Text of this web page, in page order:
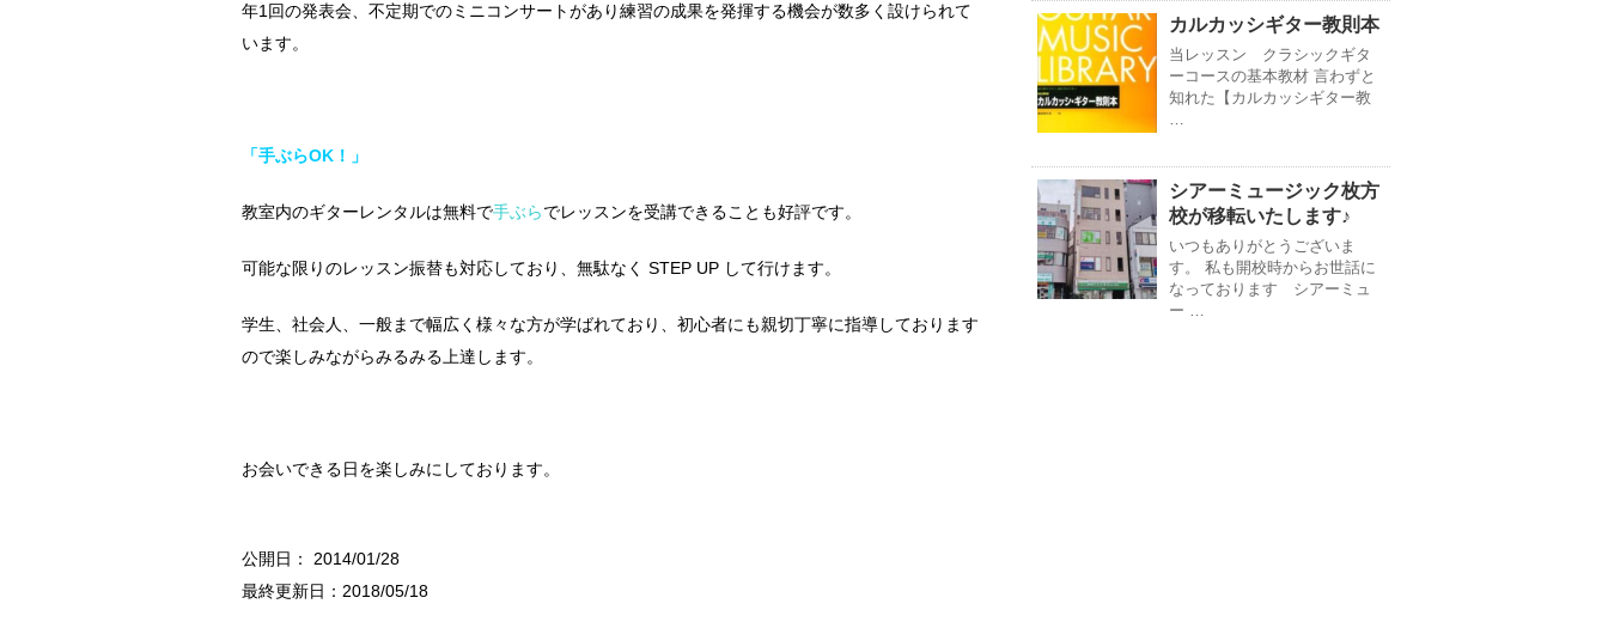
年1回の発表会、不定期でのミニコンサートがあり練習の成果を発揮する機会が数多く設けられて
います。
「手ぶらOK！」
教室内のギターレンタルは無料で手ぶらでレッスンを受講できることも好評です。
可能な限りのレッスン振替も対応しており、無駄なく STEP UP して行けます。
学生、社会人、一般まで幅広く様々な方が学ばれており、初心者にも親切丁寧に指導しております
ので楽しみながらみるみる上達します。
お会いできる日を楽しみにしております。
公開日： 2014/01/28
最終更新日：2018/05/18
カルカッシギター教則本
当レッスン クラシックギタ
ーコースの基本教材 言わずと
知れた【カルカッシギター教
…
シアーミュージック枚方
校が移転いたします♪
いつもありがとうございま
す。 私も開校時からお世話に
なっております シアーミュ
ー …